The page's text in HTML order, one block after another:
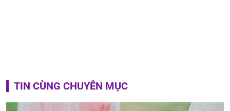
TIN CÙNG CHUYÊN MỤC